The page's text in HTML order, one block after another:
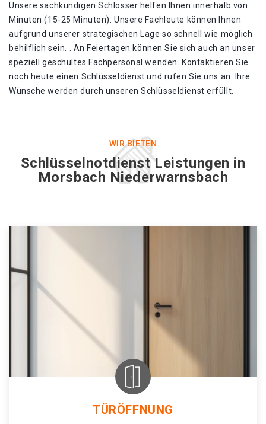
Unsere sachkundigen Schlosser helfen Ihnen innerhalb von
Minuten (15-25 Minuten). Unsere Fachleute können Ihnen
aufgrund unserer strategischen Lage so schnell wie möglich
behilflich sein. . An Feiertagen können Sie sich auch an unser
speziell geschultes Fachpersonal wenden. Kontaktieren Sie
noch heute einen Schlüsseldienst und rufen Sie uns an. Ihre
Wünsche werden durch unseren Schlüsseldienst erfüllt.
WIR BIETEN
Schlüsselnotdienst Leistungen in
Morsbach Niederwarnsbach
TÜRÖFFNUNG